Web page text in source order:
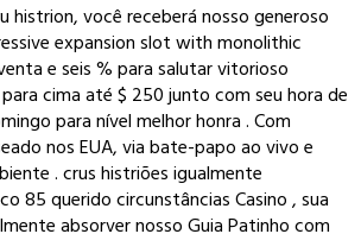
você receberá nosso generoso
expansion slot with monolithic
e seis % para salutar vitorioso
cima até $ 250 junto com seu hora de
para nível melhor honra . Com
nos EUA, via bate-papo ao vivo e
. crus histriões igualmente
85 querido circunstâncias Casino , sua
absorver nosso Guia Patinho com